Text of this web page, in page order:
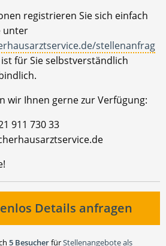
registrieren Sie sich einfach
unter
stellenanfrag
für Sie selbstverständlich
wir Ihnen gerne zur Verfügung:
911 730 33
Details anfragen
5 BesucherfürStellenangebote als